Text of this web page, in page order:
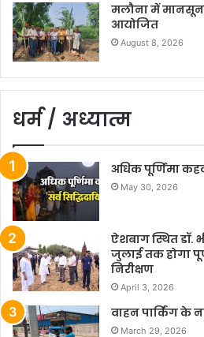
मलौना में मानसून
आयोजित
August 8, 2026
धर्म / अध्यात्म
अधिक पूर्णिमा
May 30, 2026
ऐशबाग स्थित डॉ.
जुलाई तक होगा
निरीक्षण
April 3, 2026
वाहन पार्किंग के
March 29, 2026